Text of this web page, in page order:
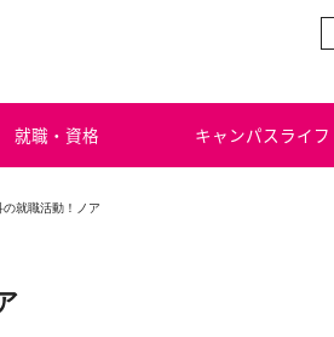
就職・資格 キャンパスライフ
就職活動！ノア